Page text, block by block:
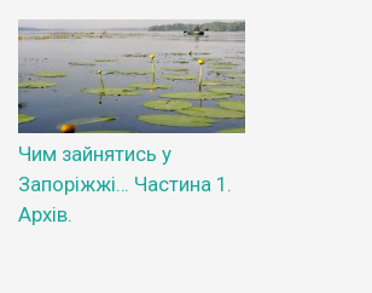
Чим зайнятись у
Запоріжжі… Частина 1.
Архів.